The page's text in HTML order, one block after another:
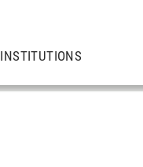
INSTITUTIONS